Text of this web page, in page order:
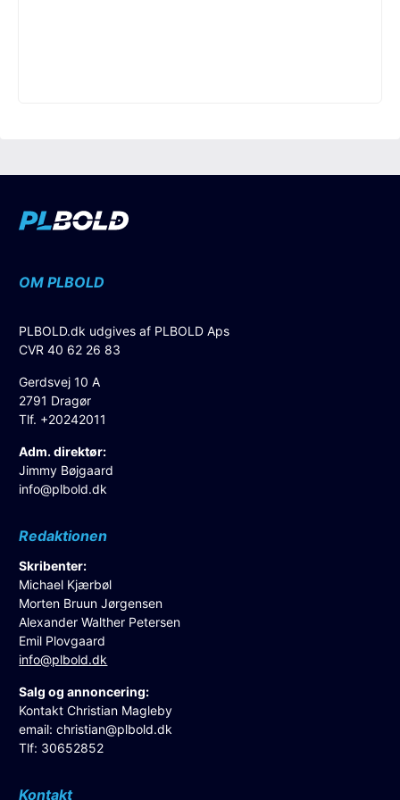
OM PLBOLD
PLBOLD.dk udgives af PLBOLD Aps
CVR 40 62 26 83
Gerdsvej 10 A
2791 Dragør
Tlf. +20242011
Adm. direktør:
Jimmy Bøjgaard
info@plbold.dk
Redaktionen
Skribenter:
Michael Kjærbøl
Morten Bruun Jørgensen
Alexander Walther Petersen
Emil Plovgaard
info@plbold.dk
Salg og annoncering:
Kontakt Christian Magleby
email:christian@plbold.dk
Tlf: 30652852
Kontakt